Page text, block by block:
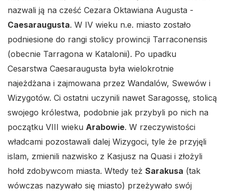
nazwali ją na cześć Cezara Oktawiana Augusta -
Caesaraugusta. W IV wieku n.e. miasto zostało
podniesione do rangi stolicy prowincji Tarraconensis
(obecnie Tarragona w Katalonii). Po upadku
Cesarstwa Caesaraugusta była wielokrotnie
najeżdżana i zajmowana przez Wandalów, Swewów i
Wizygotów. Ci ostatni uczynili nawet Saragossę, stolicą
swojego królestwa, podobnie jak przybyli po nich na
początku VIII wieku Arabowie. W rzeczywistości
władcami pozostawali dalej Wizygoci, tyle że przyjęli
islam, zmienili nazwisko z Kasjusz na Quasi i złożyli
hołd zdobywcom miasta. Wtedy też Sarakusa (tak
wówczas nazywało się miasto) przeżywało swój